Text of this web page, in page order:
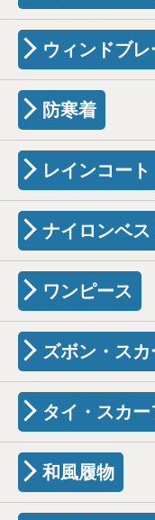
ウィンドブレ
防寒着
レインコート
ナイロンベス
ワンピース
ズボン・スカ
タイ・スカー
和風履物